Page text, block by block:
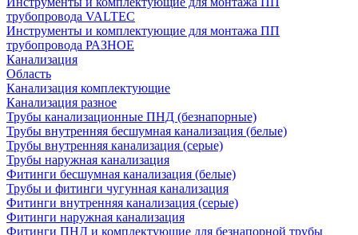
трубопровода VALTEC
Инструменты и комплектующие для монтажа ПП
трубопровода РАЗНОЕ
Канализация
Область
Канализация комплектующие
Канализация разное
Трубы канализационные ПНД (безнапорные)
Трубы внутренняя бесшумная канализация (белые)
Трубы внутренняя канализация (серые)
Трубы наружная канализация
Фитинги бесшумная канализация (белые)
Трубы и фитинги чугунная канализация
Фитинги внутренняя канализация (серые)
Фитинги наружная канализация
Фитинги ПНД и комплектующие для безнапорной трубы